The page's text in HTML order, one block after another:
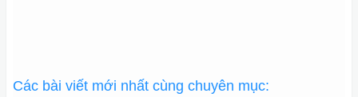
Các bài viết mới nhất cùng chuyên mục: